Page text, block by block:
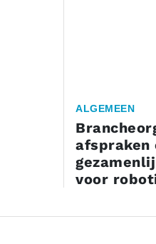
ALGEMEEN
afspraken
voor